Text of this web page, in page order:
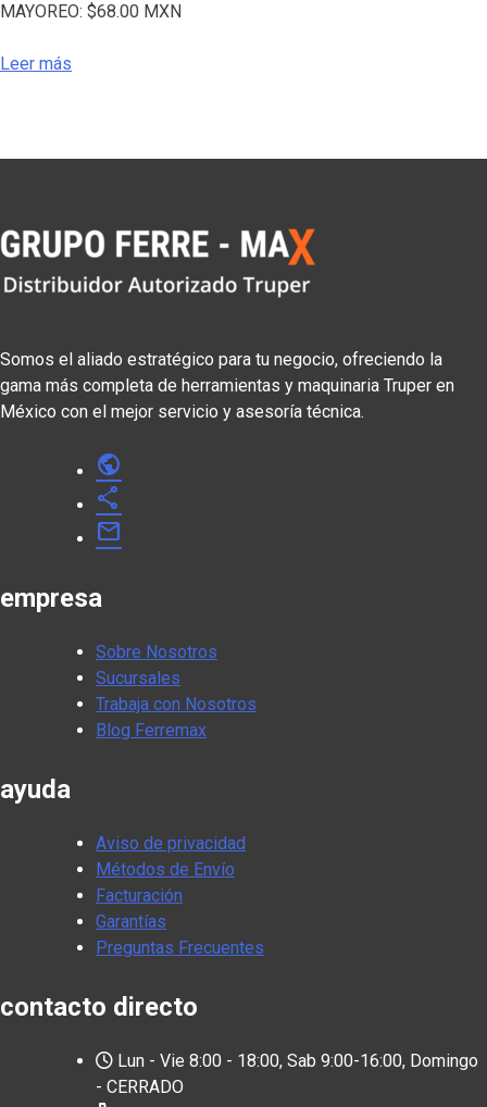
MAYOREO: $68.00 MXN
Leer más
Somos el aliado estratégico para tu negocio, ofreciendo la
gama más completa de herramientas y maquinaria Truper en
México con el mejor servicio y asesoría técnica.
public
share
mail
empresa
Sobre Nosotros
Sucursales
Trabaja con Nosotros
Blog Ferremax
ayuda
Aviso de privacidad
Métodos de Envío
Facturación
Garantías
Preguntas Frecuentes
contacto directo
Lun - Vie 8:00 - 18:00, Sab 9:00-16:00, Domingo
- CERRADO